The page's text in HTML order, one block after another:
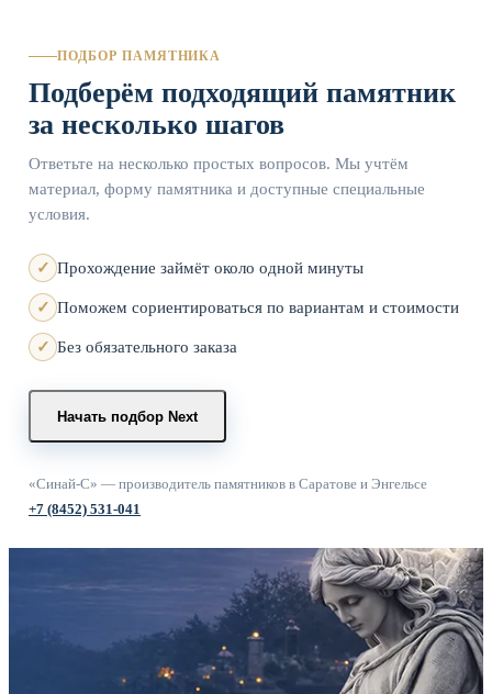
ПОДБОР ПАМЯТНИКА
Подберём подходящий памятник
за несколько шагов
Ответьте на несколько простых вопросов. Мы учтём
материал, форму памятника и доступные специальные
условия.
Прохождение займёт около одной минуты
Поможем сориентироваться по вариантам и стоимости
Без обязательного заказа
Начать подбор Next
«Синай-С» — производитель памятников в Саратове и Энгельсе
+7 (8452) 531-041